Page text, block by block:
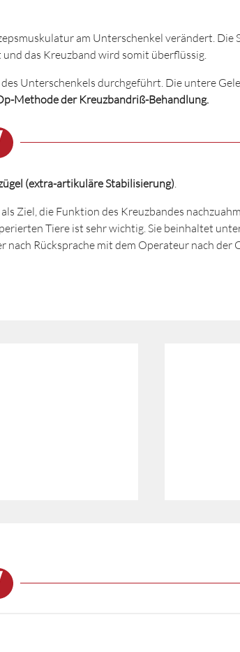
am Unterschenkel verändert. Die
das Kreuzband wird somit überflüssig.
Unterschenkels durchgeführt. Die untere
Methode der Kreuzbandriß-Behandlung.
(extra-artikuläre Stabilisierung)
Ziel, die Funktion des Kreuzbandes
Tiere ist sehr wichtig. Sie beinhaltet
Rücksprache mit dem Operateur nach